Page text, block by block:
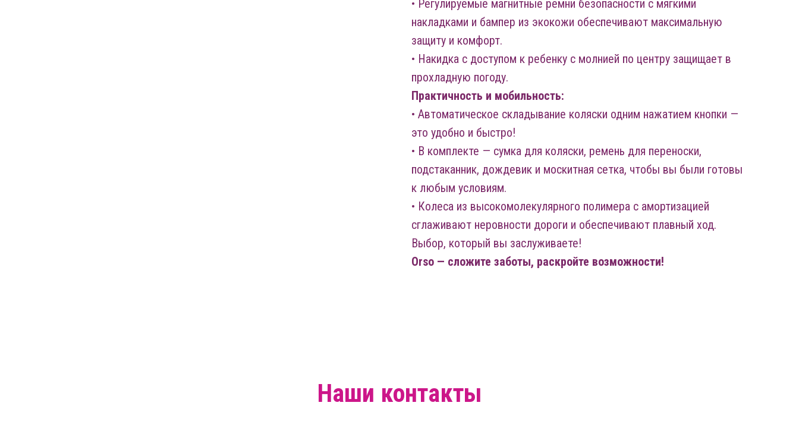
• Регулируемые магнитные ремни безопасности с мягкими
накладками и бампер из экокожи обеспечивают максимальную
защиту и комфорт.
• Накидка с доступом к ребенку с молнией по центру защищает в
прохладную погоду.
Практичность и мобильность:
• Автоматическое складывание коляски одним нажатием кнопки —
это удобно и быстро!
• В комплекте — сумка для коляски, ремень для переноски,
подстаканник, дождевик и москитная сетка, чтобы вы были готовы
к любым условиям.
• Колеса из высокомолекулярного полимера с амортизацией
сглаживают неровности дороги и обеспечивают плавный ход.
Выбор, который вы заслуживаете!
Orso — сложите заботы, раскройте возможности!
Наши контакты